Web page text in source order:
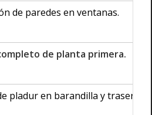
de paredes en ventanas.
de planta primera.
pladur en barandilla y trasera